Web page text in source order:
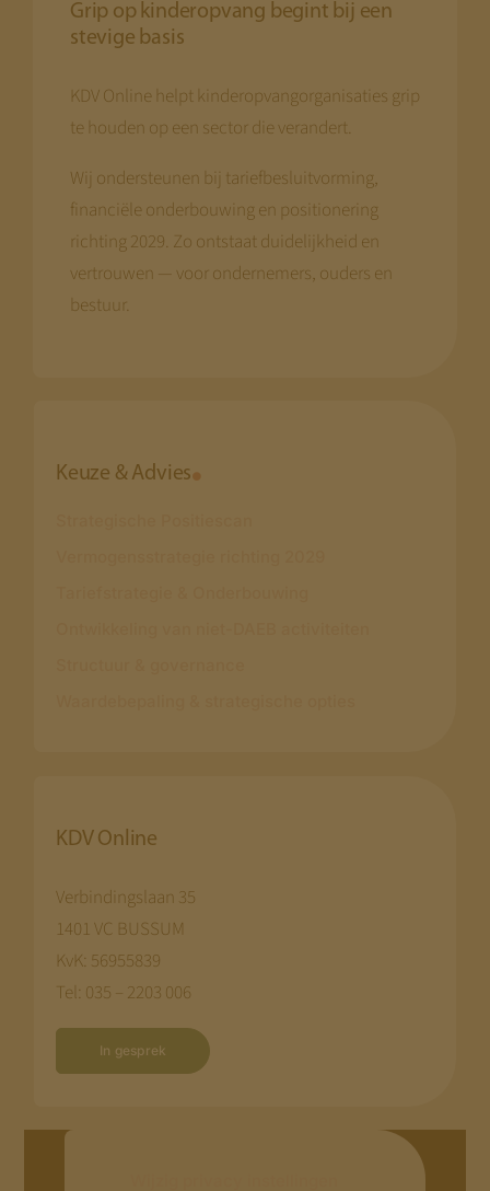
Grip op kinderopvang begint bij een
stevige basis
KDV Online helpt kinderopvangorganisaties grip
te houden op een sector die verandert.
Wij ondersteunen bij tariefbesluitvorming,
financiële onderbouwing en positionering
richting 2029. Zo ontstaat duidelijkheid en
vertrouwen — voor ondernemers, ouders en
bestuur.
Keuze & Advies
KDV Online
Verbindingslaan 35
1401 VC BUSSUM
KvK: 56955839
Tel: 035 – 2203 006
In gesprek